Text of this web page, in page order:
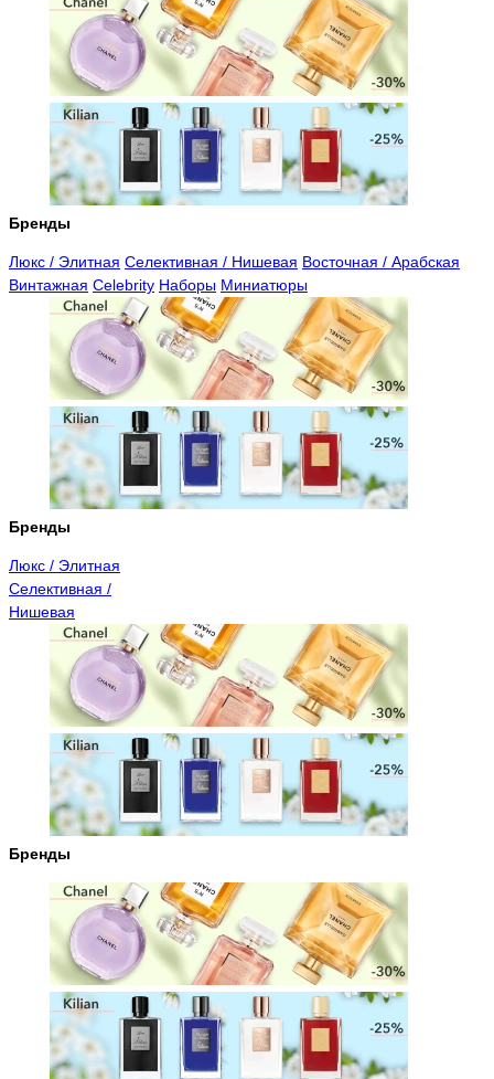
Бренды
Люкс / Элитная Селективная / Нишевая Восточная / Арабская
Винтажная Celebrity Наборы Миниатюры
Бренды
Люкс / Элитная
Селективная /
Нишевая
Бренды